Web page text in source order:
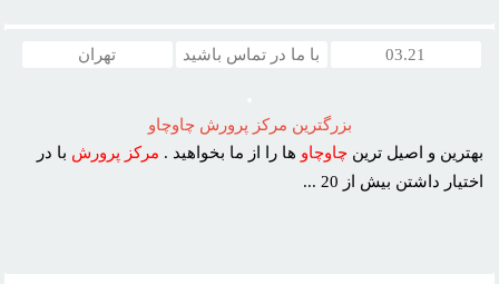
03.21 با ما در تماس باشید تهران
بزرگترين مرکز پرورش چاوچاو
بهترين و اصيل ترينچاوچاو ها را از ما بخواهيد . مرکز پرورش با در
اختيار داشتن بيش از 20 ...